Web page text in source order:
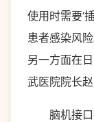
使用时需要‘
患者感染风
另一方面在
武医院院长赵
脑机接口